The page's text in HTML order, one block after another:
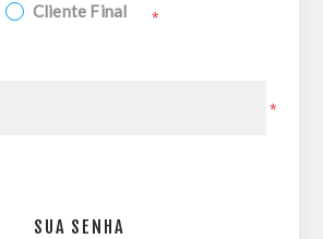
Cliente Final *
*
SUA SENHA